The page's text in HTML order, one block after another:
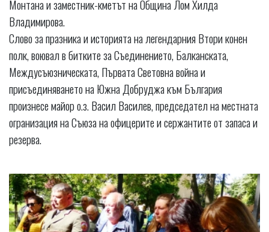
Монтана и заместник-кметът на Община Лом Хилда
Владимирова.
Слово за празника и историята на легендарния Втори конен
полк, воювал в битките за Съединението, Балканската,
Междусъюзническата, Първата Световна война и
присъединяването на Южна Добруджа към България
произнесе майор о.з. Васил Василев, председател на местната
огранизация на Съюза на офицерите и сержантите от запаса и
резерва.